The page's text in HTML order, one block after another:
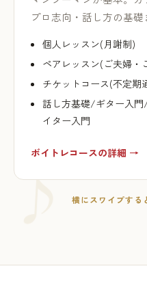
プロ志向・話し方の基礎
個人レッスン(月謝制)
ペアレッスン(ご夫婦・
チケットコース(不定期
話し方基礎/ギター入
イター入門
ボイトレコースの詳細 →
横にスワイプす